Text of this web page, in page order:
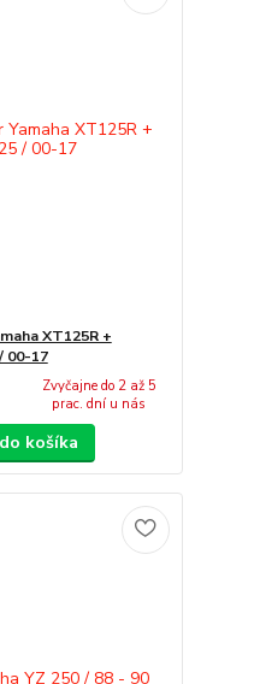
XT125R +
00-17
Zvyčajne do 2 až 5
prac. dní u nás
košíka